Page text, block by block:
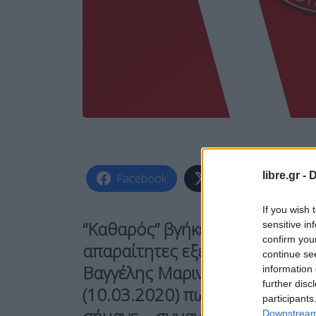
libre.gr -
If you wish
sensitive
confirm
continue
information
further
Facebook Share on X
“Καθαρός” βγήκε ο
απαραίτητες εξετάσεις που
Βαγγέλης Μαρινάκης έκανε
(10.03.2020) πως βρέθηκε